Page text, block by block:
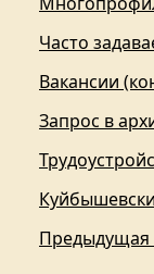
Часто
Вакансии
Запрос в
Предыдущая